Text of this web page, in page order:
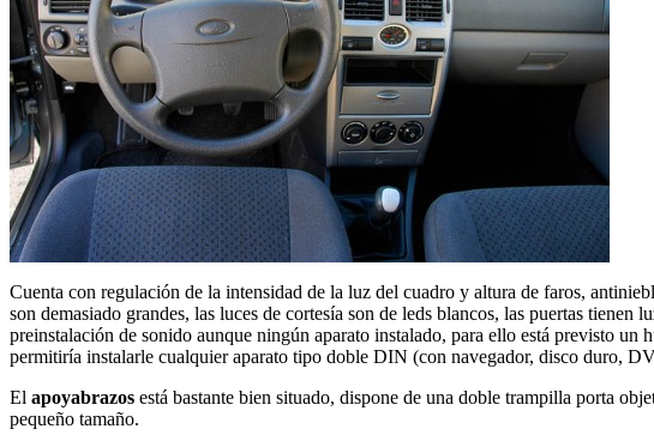
Cuenta con regulación de la intensidad de la luz del cuadro y altura de faros,
son demasiado grandes, las luces de cortesía son de leds blancos, las puertas
preinstalación de sonido aunque ningún aparato instalado, para ello está previsto
permitiría instalarle cualquier aparato tipo doble DIN (con navegador, disco duro,
El apoyabrazos está bastante bien situado, dispone de una doble trampilla porta
pequeño tamaño.